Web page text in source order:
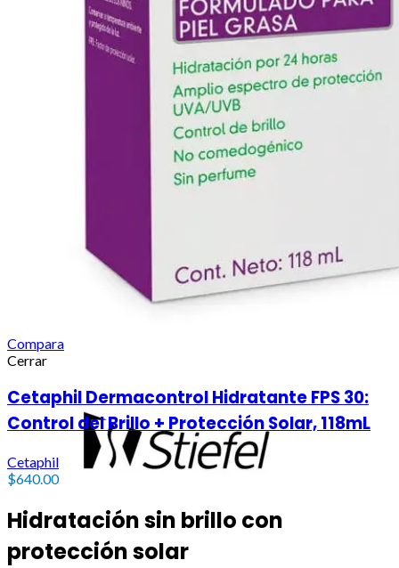
Compara
Cerrar
Cetaphil Dermacontrol Hidratante FPS 30:
Control del Brillo + Protección Solar, 118mL
Cetaphil
$640.00
Hidratación sin brillo con
protección solar